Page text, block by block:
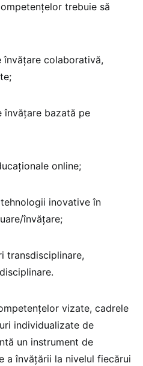
trebuie să
învățare colaborativă,
învățare bazată pe
online;
inovative în
învățare;
transdisciplinare,
vizate, cadrele
individualizate de
un instrument de
a învățării la nivelul fiecărui